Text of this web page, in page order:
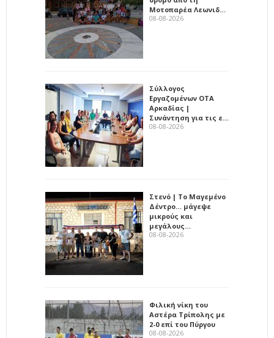
Μοτοπαρέα Λεωνιδ…
08-08-2026
Σύλλογος
Εργαζομένων ΟΤΑ
Αρκαδίας |
Συνάντηση για τις ε…
08-08-2026
Στενό | Το Μαγεμένο
Δέντρο… μάγεψε
μικρούς και
μεγάλους…
08-08-2026
Φιλική νίκη του
Αστέρα Τρίπολης με
2-0 επί του Πύργου
08-08-2026